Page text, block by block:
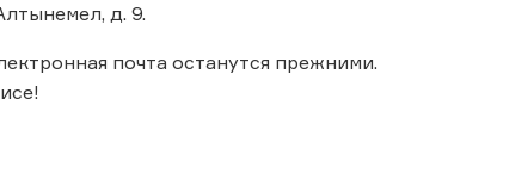
д. 9.
почта останутся прежними.